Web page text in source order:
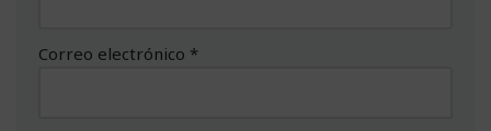
Correo electrónico *